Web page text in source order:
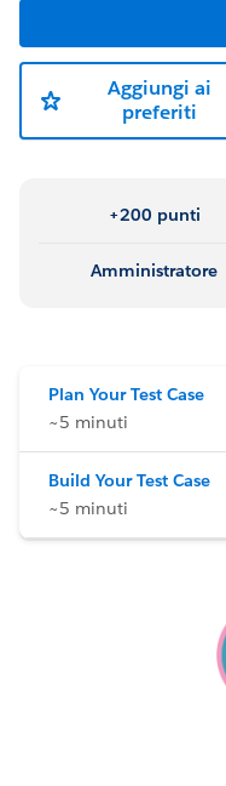
Aggiungi ai
preferiti
+200 punti
Amministratore
Plan Your Test Case
~5 minuti
Build Your Test Case
~5 minuti